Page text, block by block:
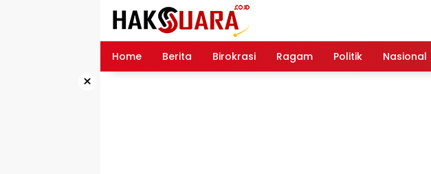
Home Berita Birokrasi Ragam Politik Nasional
×